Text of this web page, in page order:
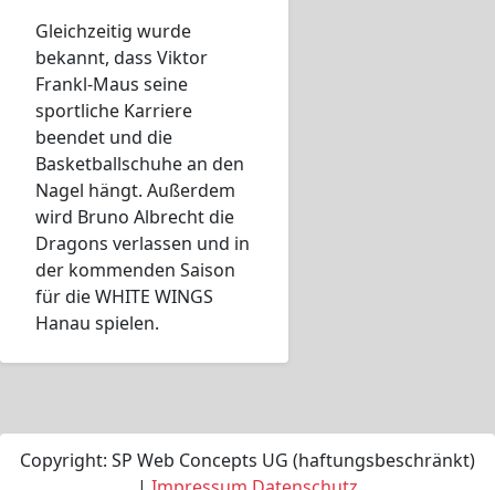
Gleichzeitig wurde
bekannt, dass Viktor
Frankl-Maus seine
sportliche Karriere
beendet und die
Basketballschuhe an den
Nagel hängt. Außerdem
wird Bruno Albrecht die
Dragons verlassen und in
der kommenden Saison
für die WHITE WINGS
Hanau spielen.
Copyright: SP Web Concepts UG (haftungsbeschränkt)